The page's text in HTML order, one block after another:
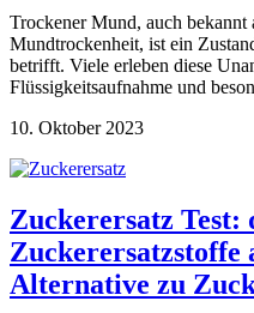
Trockener Mund, auch bekannt
Mundtrockenheit, ist ein
betrifft. Viele erleben diese
Flüssigkeitsaufnahme und
10. Oktober 2023
Zuckerersatz Test:
Zuckerersatzstoffe
Alternative zu